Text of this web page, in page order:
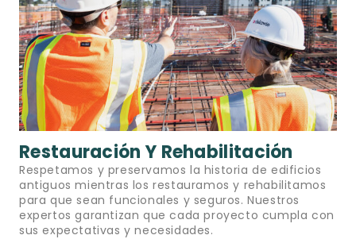
Restauración Y Rehabilitación
Respetamos y preservamos la historia de edificios
antiguos mientras los restauramos y rehabilitamos
para que sean funcionales y seguros. Nuestros
expertos garantizan que cada proyecto cumpla con
sus expectativas y necesidades.